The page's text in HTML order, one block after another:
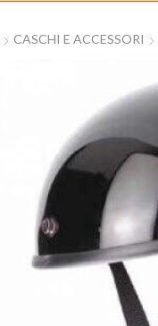
CASCHI E ACCESSORI